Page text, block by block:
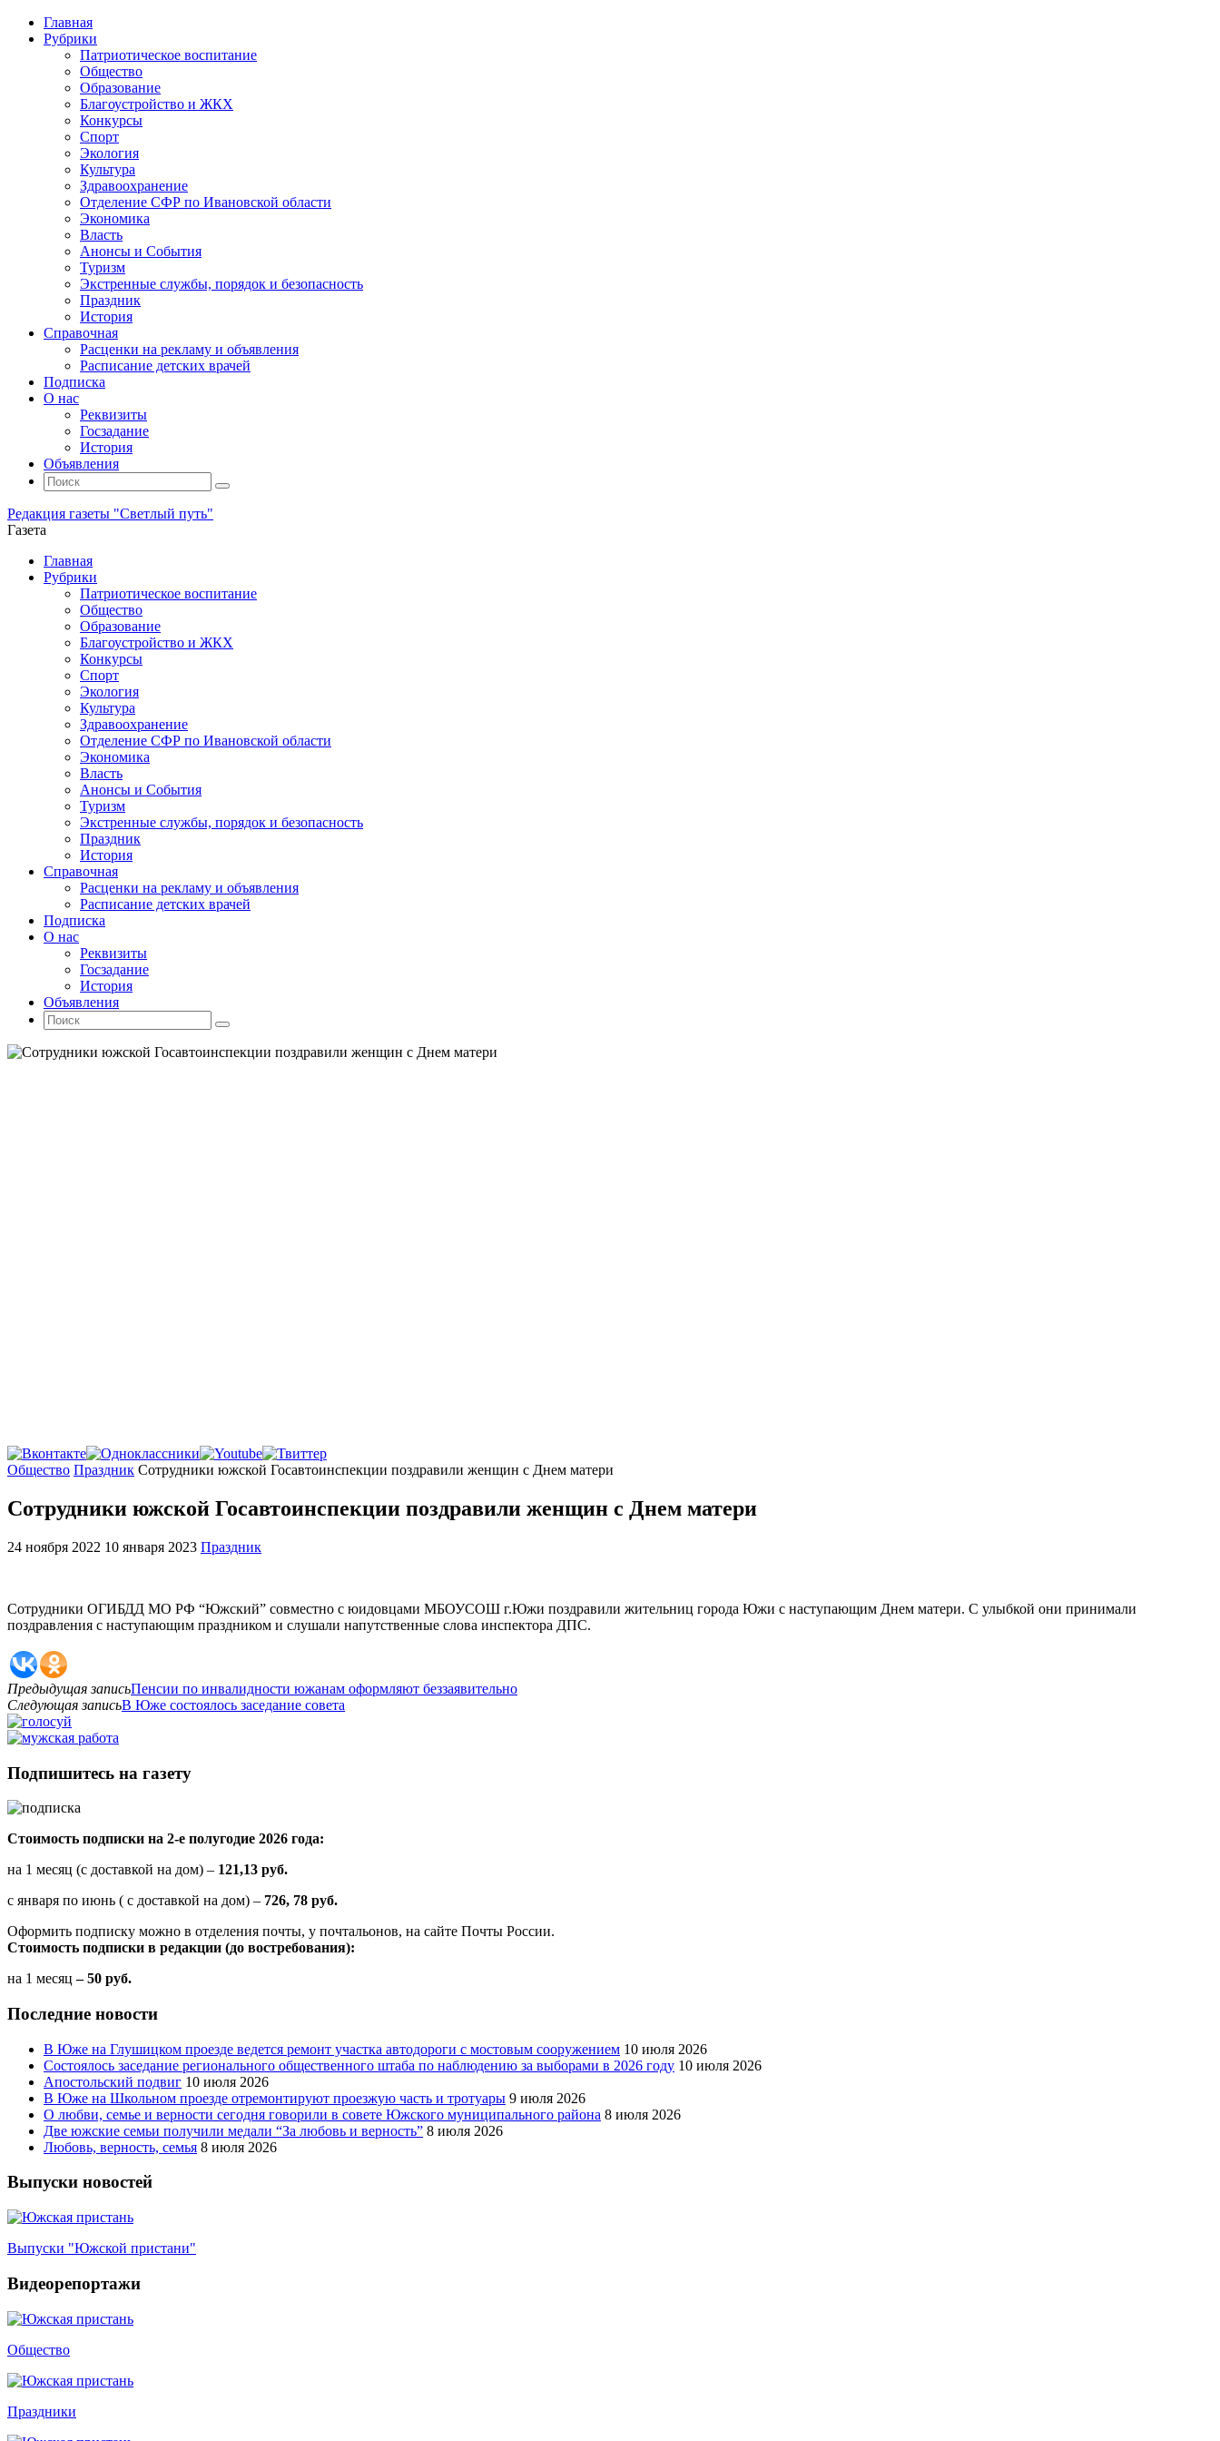
Главная
Рубрики
Патриотическое воспитание
Общество
Образование
Благоустройство и ЖКХ
Конкурсы
Спорт
Экология
Культура
Здравоохранение
Отделение СФР по Ивановской области
Экономика
Власть
Анонсы и События
Туризм
Экстренные службы, порядок и безопасность
Праздник
История
Справочная
Расценки на рекламу и объявления
Расписание детских врачей
Подписка
О нас
Реквизиты
Госзадание
История
Объявления
Поиск
Искать:
Поиск
Редакция газеты "Светлый путь"
Газета
Промотать
содержимому
Главная
Рубрики
Патриотическое воспитание
Общество
Образование
Благоустройство и ЖКХ
Конкурсы
Спорт
Экология
Культура
Здравоохранение
Отделение СФР по Ивановской области
Экономика
Власть
Анонсы и События
Туризм
Экстренные службы, порядок и безопасность
Праздник
История
Справочная
Расценки на рекламу и объявления
Расписание детских врачей
Подписка
О нас
Реквизиты
Госзадание
История
Объявления
Поиск
Искать:
Поиск
Главная
Общество Праздник Сотрудники южской Госавтоинспекции поздравили женщин с Днем матери
Сотрудники южской Госавтоинспекции поздравили женщин с Днем матери
24 ноября 2022 10 января 2023 Праздник
Сотрудники ОГИБДД МО РФ “Южский” совместно с юидовцами МБОУСОШ г.Южи поздравили жительниц города Южи с наступающим Днем матери. С улыбкой они принимали
поздравления с наступающим праздником и слушали напутственные слова инспектора ДПС.
Предыдущая записьПенсии по инвалидности южанам оформляют беззаявительно
Следующая записьВ Юже состоялось заседание совета
Подпишитесь на газету
Стоимость подписки на 2-е полугодие 2026 года:
на 1 месяц (с доставкой на дом) – 121,13 руб.
с января по июнь ( с доставкой на дом) – 726, 78 руб.
Оформить подписку можно в отделения почты, у почтальонов, на сайте Почты России.
Стоимость подписки в редакции (до востребования):
на 1 месяц – 50 руб.
Последние новости
В Юже на Глушицком проезде ведется ремонт участка автодороги с мостовым сооружением 10 июля 2026
Состоялось заседание регионального общественного штаба по наблюдению за выборами в 2026 году 10 июля 2026
Апостольский подвиг 10 июля 2026
В Юже на Школьном проезде отремонтируют проезжую часть и тротуары 9 июля 2026
О любви, семье и верности сегодня говорили в совете Южского муниципального района 8 июля 2026
Две южские семьи получили медали “За любовь и верность” 8 июля 2026
Любовь, верность, семья 8 июля 2026
Выпуски новостей
Выпуски "Южской пристани"
Видеорепортажи
Общество
Праздники